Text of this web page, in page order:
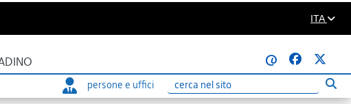
ITA
@
persone e uffici
Ricerca